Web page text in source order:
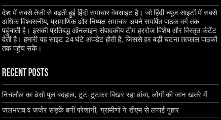
देश में सबसे तेजी से बढ़ती हुई हिंदी समाचार वेबसाइट है। जो हिंदी न्यूज साइटों में सबसे
अधिक विश्वसनीय, प्रामाणिक और निष्पक्ष समाचार अपने समर्पित पाठक वर्ग तक
पहुंचाती है। इसकी प्रतिबद्ध ऑनलाइन संपादकीय टीम हररोज विशेष और विस्तृत कंटेंट
देती है। हमारी यह साइट 24 घंटे अपडेट होती है, जिससे हर बड़ी घटना तत्काल पाठकों
तक पहुंच सके।
Recent Posts
निचलौल का ढेसो पुल बदहाल, टूट-टूटकर बिखर रहा ढांचा, लोगों की जान खतरे में
जलभराव व जर्जर सड़कें बनीं परेशानी, ग्रामीणों ने डीएम से लगाई गुहार